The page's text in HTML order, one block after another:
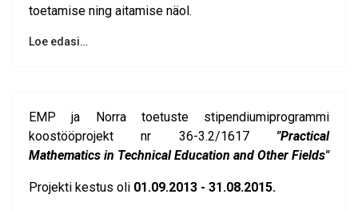
toetamise ning aitamise näol.
Loe edasi…
EMP ja Norra toetuste stipendiumiprogrammi
koostööprojekt nr 36-3.2/1617 "Practical
Mathematics in Technical Education and Other Fields"
Projekti kestus oli 01.09.2013 - 31.08.2015.